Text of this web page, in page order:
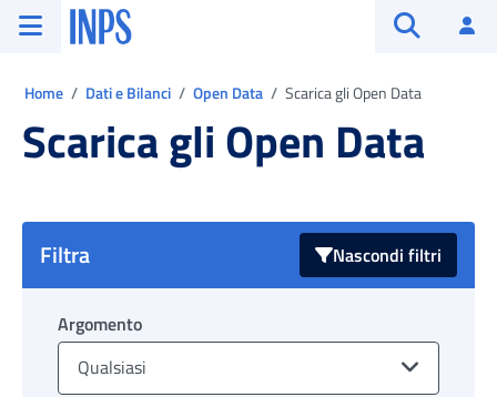
Vai al menu principale
Vai al contenuto principale
Vai al pie' di pagina
INPS ()
Home Dati e Bilanci Open Data Scarica gli Open Data
Scarica gli Open Data
Filtra Nascondi filtri
Argomento
Qualsiasi